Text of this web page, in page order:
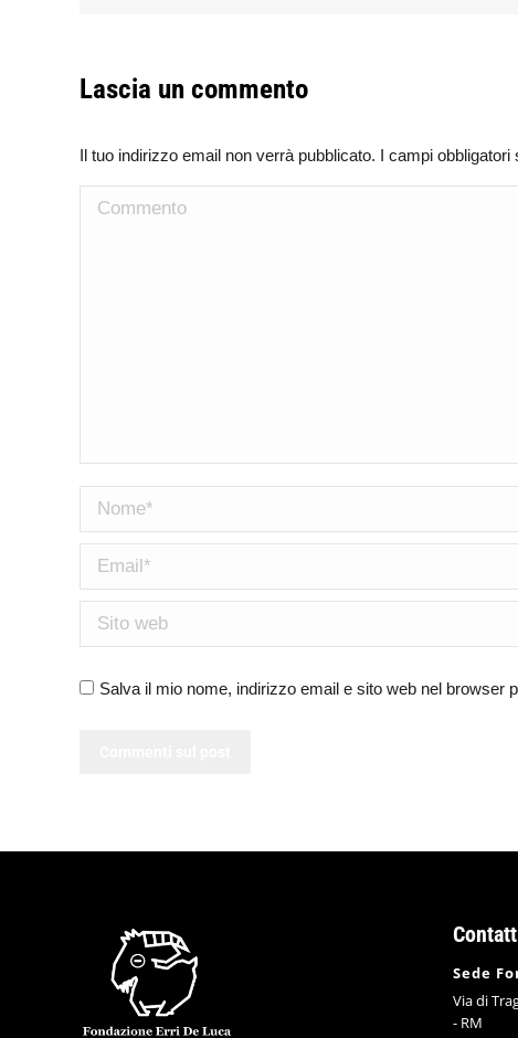
Lascia un commento
Il tuo indirizzo email non verrà pubblicato. I campi
Commento
Nome *
Email *
Sito web
Salva il mio nome, indirizzo email e sito web nel browser
Sede
Via di
- RM